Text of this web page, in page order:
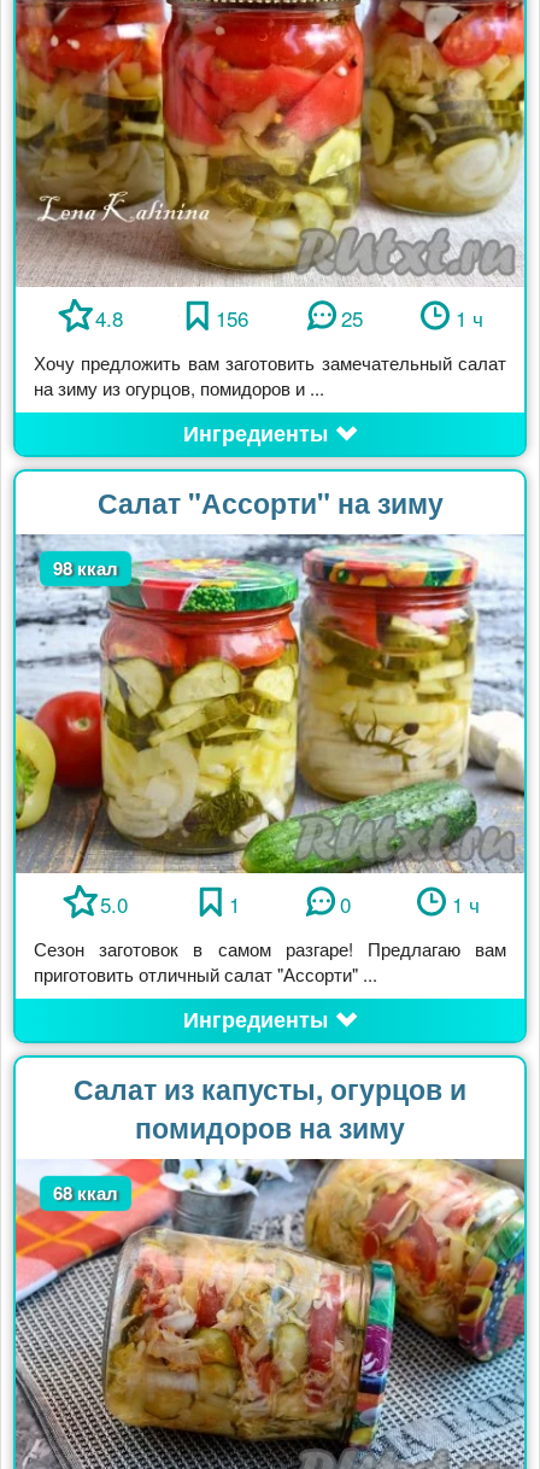
4.8 156 25 1 ч
Хочу предложить вам заготовить замечательный салат
на зиму из огурцов, помидоров и ...
Ингредиенты
Салат "Ассорти" на зиму
98 ккал
5.0 1 0 1 ч
Сезон заготовок в самом разгаре! Предлагаю вам
приготовить отличный салат "Ассорти" ...
Ингредиенты
Салат из капусты, огурцов и
помидоров на зиму
68 ккал